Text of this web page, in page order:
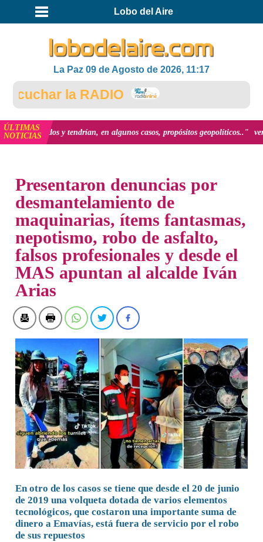
Lobo del Aire
La Paz 09 de Agosto de 2026, 11:17
la RADIO
ÚLTIMAS
NOTICIAS
y tendrían, en algunos casos, propósitos geopolíticos.." ver más
Presentaron denuncias por
desmantelamiento de
maquinarias, ítems fantasmas,
nepotismo, robo de asfalto,
falsos profesionales y desde el
MAS apuntan al alcalde Iván
Arias
En otro de los casos se tiene que desde el 20 de junio
de 2019 una volqueta dotada de varios elementos
tecnológicos, que costaron una importante suma de
dinero a Emavías, está fuera de servicio por el robo
de sus repuestos